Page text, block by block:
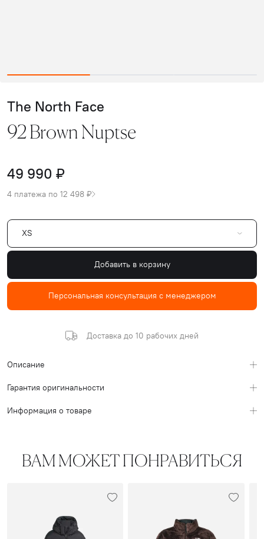
The North Face
92 Brown Nuptse
49 990 ₽
4 платежа по 12 498 ₽
XS
Добавить в корзину
Персональная консультация с менеджером
Доставка до 10 рабочих дней
Описание
Гарантия оригинальности
Информация о товаре
ВАМ МОЖЕТ ПОНРАВИТЬСЯ